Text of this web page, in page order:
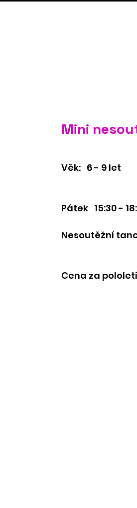
Mini
Věk: 6 - 9 let
Pátek 15:30 -
Nesoutěžní
Cena za